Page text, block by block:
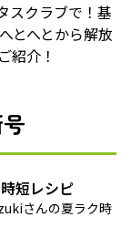
スクラブで！基
とへとから解放
紹介！
短レシピ
さんの夏ラク時